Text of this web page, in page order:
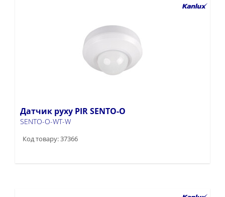
Датчик руху PIR SENTO-O
SENTO-O-WT-W
Код товару: 37366